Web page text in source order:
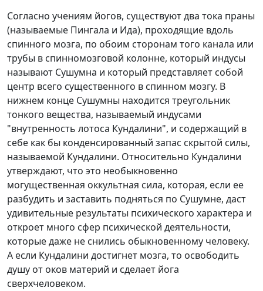
Согласно учениям йогов, существуют два тока праны
(называемые Пингала и Ида), проходящие вдоль
спинного мозга, по обоим сторонам того канала или
трубы в спинномозговой колонне, который индусы
называют Сушумна и который представляет собой
центр всего существенного в спинном мозгу. В
нижнем конце Сушумны находится треугольник
тонкого вещества, называемый индусами
"внутренность лотоса Кундалини", и содержащий в
себе как бы конденсированный запас скрытой силы,
называемой Кундалини. Относительно Кундалини
утверждают, что это необыкновенно
могущественная оккультная сила, которая, если ее
разбудить и заставить подняться по Сушумне, даст
удивительные результаты психического характера и
откроет много сфер психической деятельности,
которые даже не снились обыкновенному человеку.
А если Кундалини достигнет мозга, то освободить
душу от оков материй и сделает йога
сверхчеловеком.